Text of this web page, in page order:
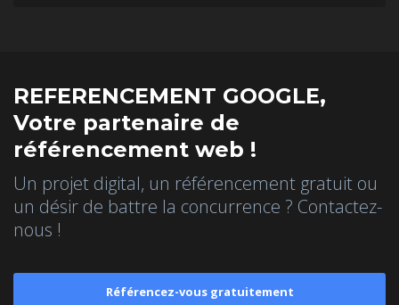
REFERENCEMENT GOOGLE,
Votre partenaire de
référencement web !
Un projet digital, un référencement gratuit ou
un désir de battre la concurrence ? Contactez-
nous !
Référencez-vous gratuitement